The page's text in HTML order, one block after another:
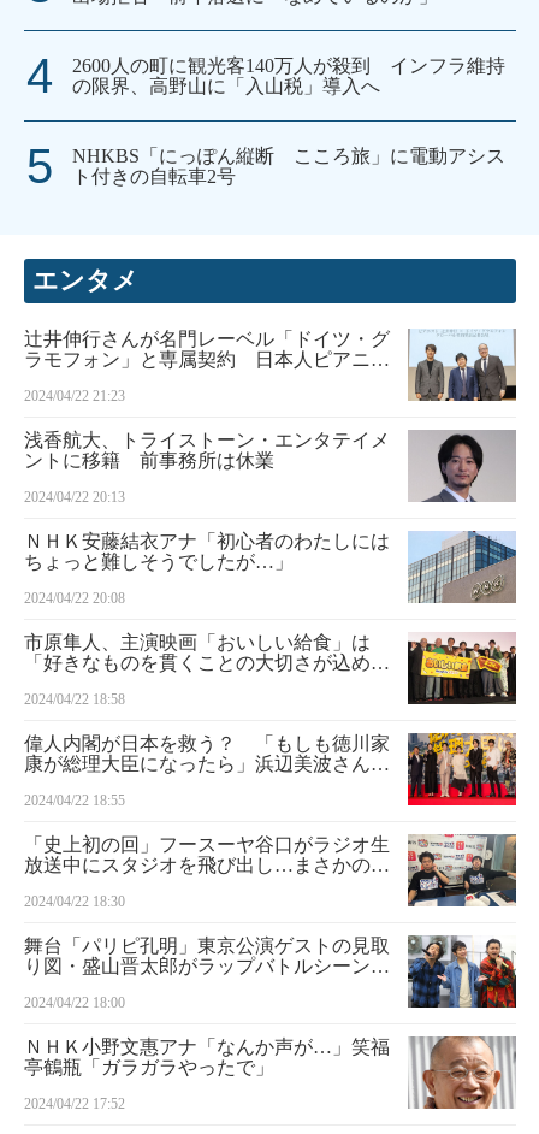
2600人の町に観光客140万人が殺到 インフラ維持
の限界、高野山に「入山税」導入へ
NHKBS「にっぽん縦断 こころ旅」に電動アシス
ト付きの自転車2号
エンタメ
辻井伸行さんが名門レーベル「ドイツ・グ
ラモフォン」と専属契約 日本人ピアニス
2024/04/22 21:23
浅香航大、トライストーン・エンタテイメ
ントに移籍 前事務所は休業
2024/04/22 20:13
ＮＨＫ安藤結衣アナ「初心者のわたしには
ちょっと難しそうでしたが…」
2024/04/22 20:08
市原隼人、主演映画「おいしい給食」は
「好きなものを貫くことの大切さが込めら
2024/04/22 18:58
偉人内閣が日本を救う？ 「もしも徳川家
康が総理大臣になったら」浜辺美波さんら
2024/04/22 18:55
「史上初の回」フースーヤ谷口がラジオ生
放送中にスタジオを飛び出し…まさかの事
2024/04/22 18:30
舞台「パリピ孔明」東京公演ゲストの見取
り図・盛山晋太郎がラップバトルシーンの
2024/04/22 18:00
ＮＨＫ小野文惠アナ「なんか声が…」笑福
亭鶴瓶「ガラガラやったで」
2024/04/22 17:52